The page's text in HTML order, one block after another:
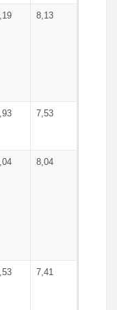
8,13
7,53
8,04
7,41